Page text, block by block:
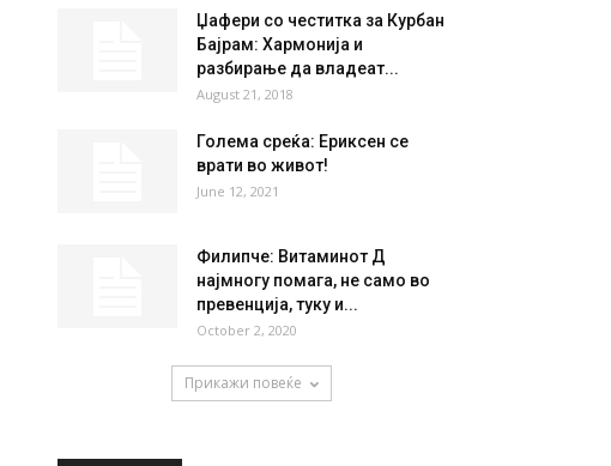
Џафери со честитка за Курбан
Бајрам: Хармонија и
разбирање да владеат...
August 21, 2018
Голема среќа: Ериксен се
врати во живот!
June 12, 2021
Филипче: Витаминот Д
најмногу помага, не само во
превенција, туку и...
October 2, 2020
Прикажи повеќе